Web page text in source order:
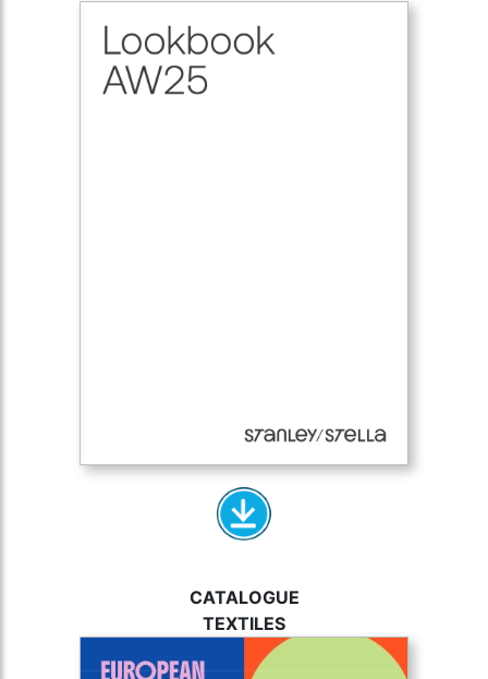
CATALOGUE
TEXTILES